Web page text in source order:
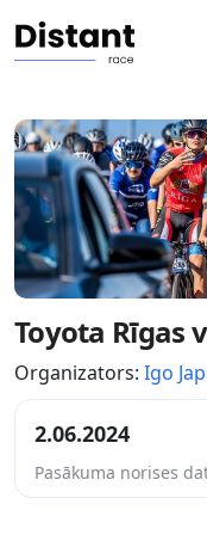
Toyota Rīgas
Organizators: Igo
2.06.2024
Pasākuma norises